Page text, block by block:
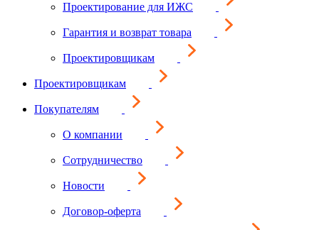
Проектирование для ИЖС
Гарантия и возврат товара
Проектировщикам
Проектировщикам
Покупателям
О компании
Сотрудничество
Новости
Договор-оферта